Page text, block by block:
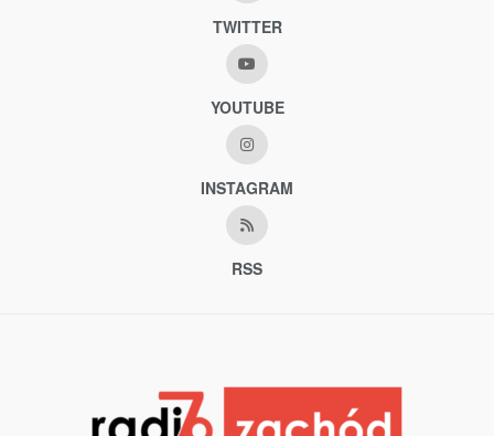
TWITTER
YOUTUBE
INSTAGRAM
RSS